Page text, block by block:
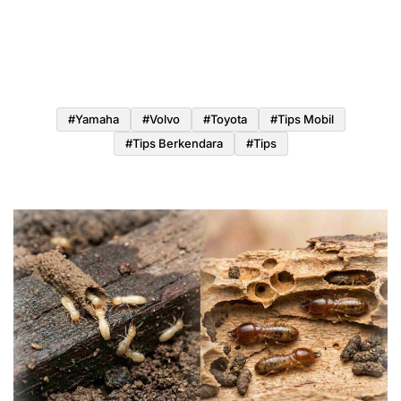
#yamaha #volvo #toyota
#tips Mobil
#tips Berkendara
#tips